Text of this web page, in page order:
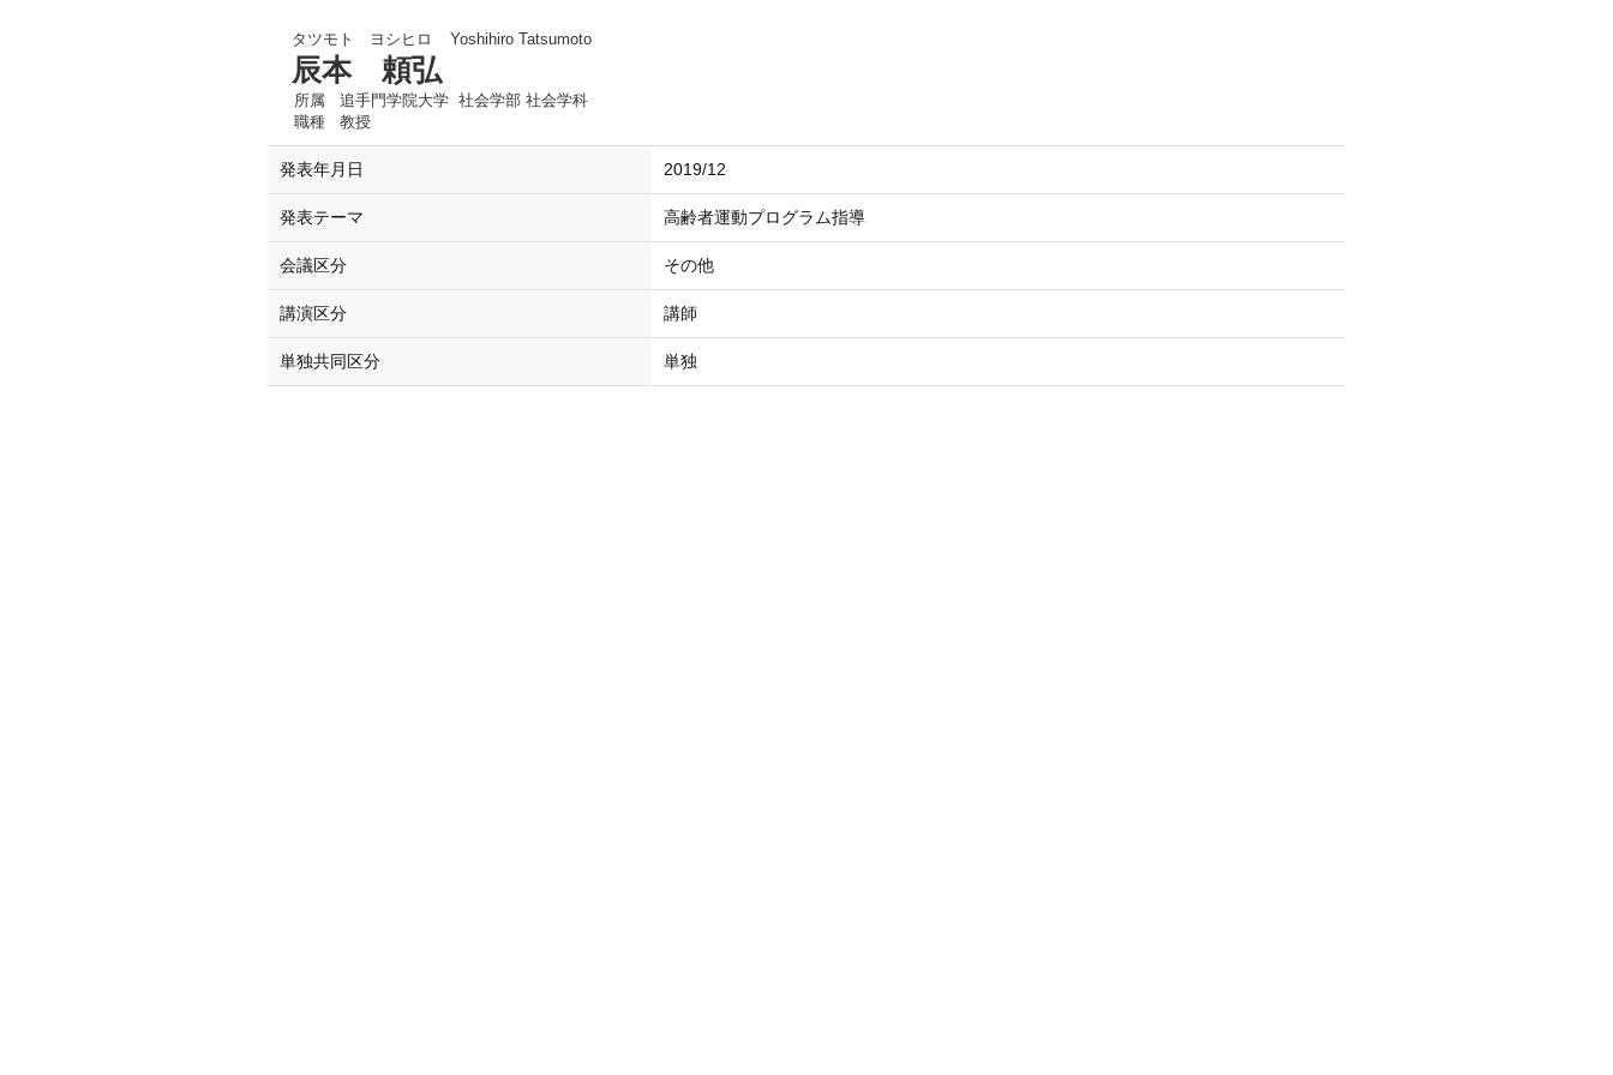
タツモト ヨシヒロ Yoshihiro Tatsumoto
辰本 頼弘
所属
追手門学院大学 社会学部 社会学科
職種
教授
発表年月日 2019/12
発表テーマ 高齢者運動プログラム指導
会議区分 その他
講演区分 講師
単独共同区分 単独